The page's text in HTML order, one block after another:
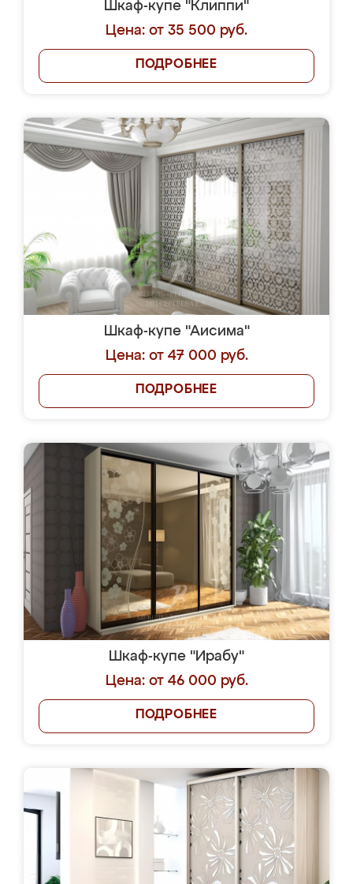
Шкаф-купе "Клиппи"
Цена: от 35 500 руб.
ПОДРОБНЕЕ
Шкаф-купе "Аисима"
Цена: от 47 000 руб.
ПОДРОБНЕЕ
Шкаф-купе "Ирабу"
Цена: от 46 000 руб.
ПОДРОБНЕЕ